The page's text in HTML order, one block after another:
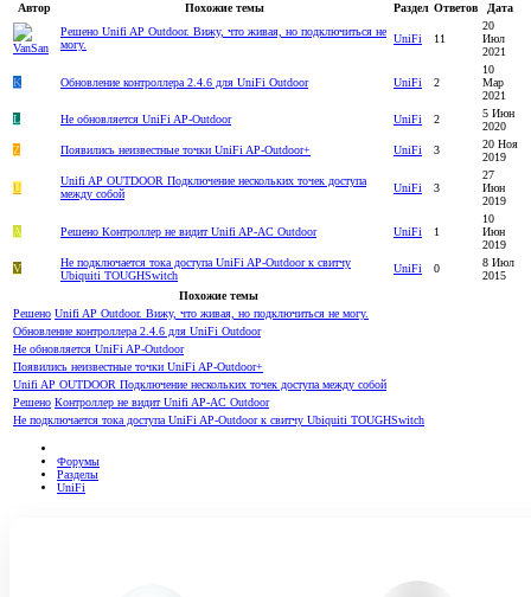
Автор
Похожие темы Раздел Ответов
Дата
Решено Unifi AP Outdoor. Вижу, что живая, но подключиться не
могу.
UniFi 11
20
Июл
2021
K Обновление контроллера 2.4.6 для UniFi Outdoor UniFi 2
10
Мар
2021
L
Не обновляется UniFi AP-Outdoor UniFi 2
5 Июн
2020
Z
Появились неизвестные точки UniFi AP-Outdoor+ UniFi 3
20 Ноя
2019
U
Unifi AP OUTDOOR Подключение нескольких точек доступа
между собой
UniFi 3
27
Июн
2019
A Решено Контроллер не видит Unifi AP-AC Outdoor UniFi 1
10
Июн
2019
V
Не подключается тока доступа UniFi AP-Outdoor к свитчу
Ubiquiti TOUGHSwitch
UniFi 0
8 Июл
2015
Похожие темы
Решено Unifi AP Outdoor. Вижу, что живая, но подключиться не могу.
Обновление контроллера 2.4.6 для UniFi Outdoor
Не обновляется UniFi AP-Outdoor
Появились неизвестные точки UniFi AP-Outdoor+
Unifi AP OUTDOOR Подключение нескольких точек доступа между собой
Решено Контроллер не видит Unifi AP-AC Outdoor
Не подключается тока доступа UniFi AP-Outdoor к свитчу Ubiquiti TOUGHSwitch
Форумы
Разделы
UniFi